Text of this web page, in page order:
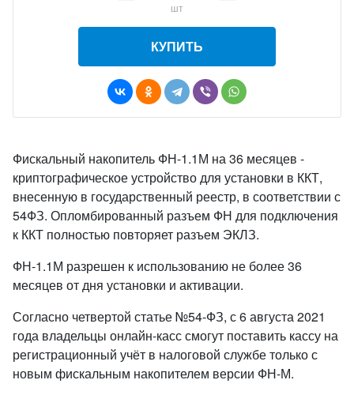
шт
КУПИТЬ
Фискальный накопитель ФН-1.1М на 36 месяцев -
криптографическое устройство для установки в ККТ,
внесенную в государственный реестр, в соответствии с
54ФЗ. Опломбированный разъем ФН для подключения
к ККТ полностью повторяет разъем ЭКЛЗ.
ФН-1.1М разрешен к использованию не более 36
месяцев от дня установки и активации.
Согласно четвертой статье №54-ФЗ, с 6 августа 2021
года владельцы онлайн-касс смогут поставить кассу на
регистрационный учёт в налоговой службе только с
новым фискальным накопителем версии ФН-М.